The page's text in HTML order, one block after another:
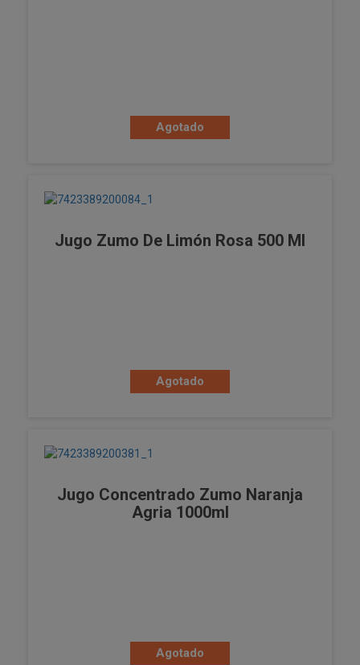
Agotado
Jugo Zumo De Limón Rosa 500 Ml
Agotado
Jugo Concentrado Zumo Naranja
Agria 1000ml
Agotado